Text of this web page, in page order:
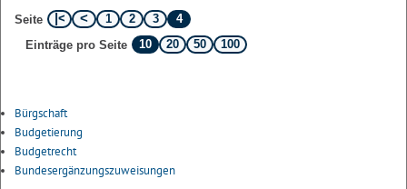
Seite 1 2 3
4
Einträge pro Seite
10 20 50 100
Bürgschaft
Budgetierung
Budgetrecht
Bundesergänzungszuweisungen